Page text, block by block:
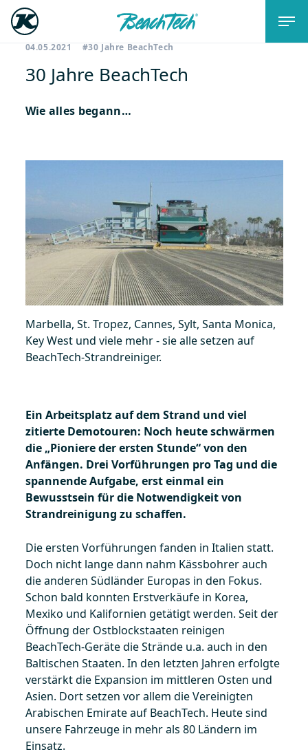
04.05.2021 #30 Jahre BeachTech
30 Jahre BeachTech
Wie alles begann…
Marbella, St. Tropez, Cannes, Sylt, Santa Monica,
Key West und viele mehr - sie alle setzen auf
BeachTech-Strandreiniger.
Ein Arbeitsplatz auf dem Strand und viel
zitierte Demotouren: Noch heute schwärmen
die „Pioniere der ersten Stunde“ von den
Anfängen. Drei Vorführungen pro Tag und die
spannende Aufgabe, erst einmal ein
Bewusstsein für die Notwendigkeit von
Strandreinigung zu schaffen.
Die ersten Vorführungen fanden in Italien statt.
Doch nicht lange dann nahm Kässbohrer auch
die anderen Südländer Europas in den Fokus.
Schon bald konnten Erstverkäufe in Korea,
Mexiko und Kalifornien getätigt werden. Seit der
Öffnung der Ostblockstaaten reinigen
BeachTech-Geräte die Strände u.a. auch in den
Baltischen Staaten. In den letzten Jahren erfolgte
verstärkt die Expansion im mittleren Osten und
Asien. Dort setzen vor allem die Vereinigten
Arabischen Emirate auf BeachTech. Heute sind
unsere Fahrzeuge in mehr als 80 Ländern im
Einsatz.